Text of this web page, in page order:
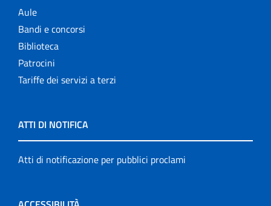
Aule
Bandi e concorsi
Biblioteca
Patrocini
Tariffe dei servizi a terzi
ATTI DI NOTIFICA
Atti di notificazione per pubblici proclami